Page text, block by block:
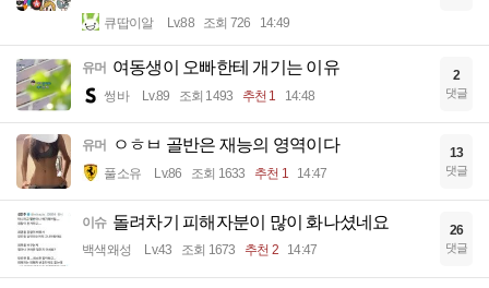
큐땁이알 Lv.88 조회 726 14:49
유머 여동생이 오빠한테 개기는 이유
썽바 Lv.89 조회 1493 추천 1 14:48
2
댓글
유머 ㅇㅎㅂ 골반은 재능의 영역이다
풀소유 Lv.86 조회 1633 추천 1 14:47
13
댓글
이슈 돌려차기 피해자분이 많이 화나셨네요
백색왜성 Lv.43 조회 1673 추천 2 14:47
26
댓글